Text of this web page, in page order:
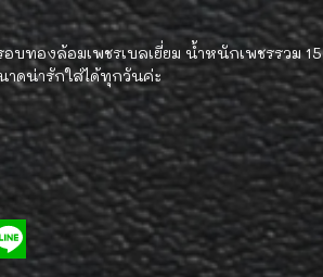
ทองล้อมเพชรเบลเยี่ยม น้ำหนักเพชรรวม 15
าดน่ารักใส่ได้ทุกวันค่ะ